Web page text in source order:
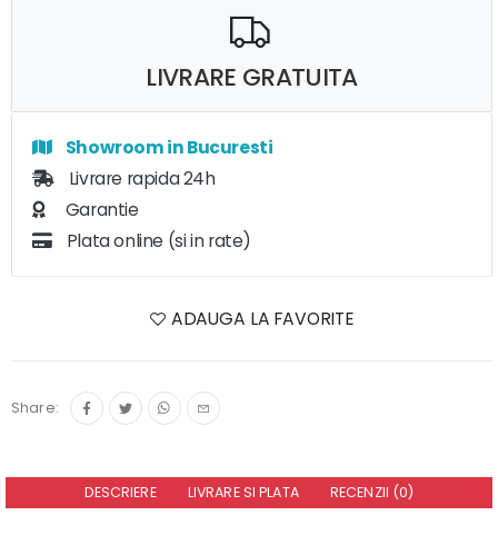
LIVRARE GRATUITA
Showroom in Bucuresti
Livrare rapida 24h
Garantie
Plata online (si in rate)
ADAUGA LA FAVORITE
Share:
DESCRIERE LIVRARE SI PLATA RECENZII (0)